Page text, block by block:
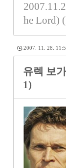
he Lord)
2007. 11. 28.
유렉 보
1)